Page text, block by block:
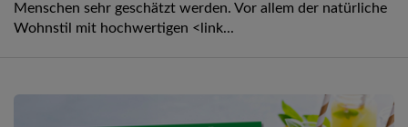
Menschen sehr geschätzt werden. Vor allem der natürliche
Wohnstil mit hochwertigen <link...